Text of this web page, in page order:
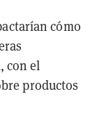
cómo
con el
productos